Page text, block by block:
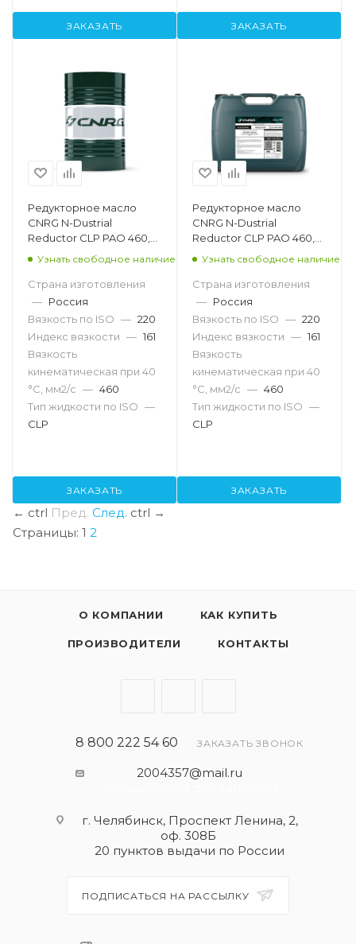
ЗАКАЗАТЬ ЗАКАЗАТЬ
Редукторное масло
CNRG N-Dustrial
Reductor CLP PAO 460,
Узнать свободное наличие
Страна изготовления
— Россия
Вязкость по ISO — 220
Индекс вязкости — 161
Вязкость
кинематическая при 40
°С, мм2/с — 460
Тип жидкости по ISO —
CLP
ЗАКАЗАТЬ
Редукторное масло
CNRG N-Dustrial
Reductor CLP PAO 460,
Узнать свободное наличие
Страна изготовления
— Россия
Вязкость по ISO — 220
Индекс вязкости — 161
Вязкость
кинематическая при 40
°С, мм2/с — 460
Тип жидкости по ISO —
CLP
ЗАКАЗАТЬ
← ctrl Пред. След. ctrl →
Страницы: 1 2
О КОМПАНИИ КАК КУПИТЬ
ПРОИЗВОДИТЕЛИ КОНТАКТЫ
8 800 222 54 60 ЗАКАЗАТЬ ЗВОНОК
2004357@mail.ru
г. Челябинск, Проспект Ленина, 2,
оф. 308Б
20 пунктов выдачи по России
ПОДПИСАТЬСЯ НА РАССЫЛКУ